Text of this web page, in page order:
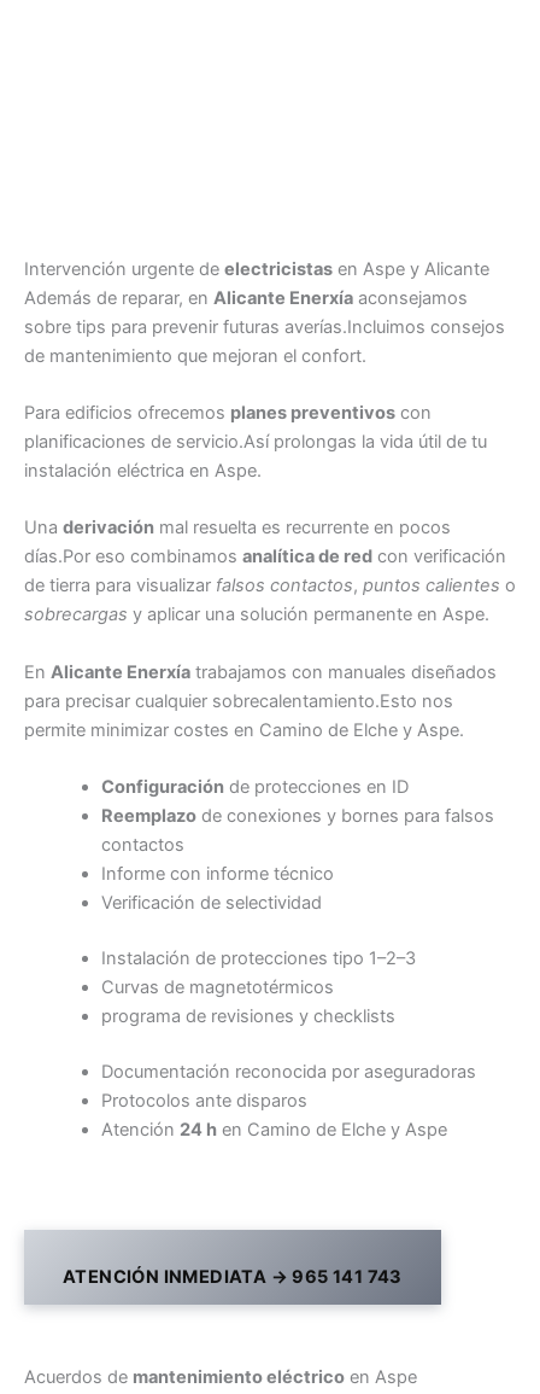
Intervención urgente de electricistas en Aspe y Alicante
Además de reparar, en Alicante Enerxía aconsejamos
sobre tips para prevenir futuras averías.Incluimos consejos
de mantenimiento que mejoran el confort.
Para edificios ofrecemos planes preventivos con
planificaciones de servicio.Así prolongas la vida útil de tu
instalación eléctrica en Aspe.
Una derivación mal resuelta es recurrente en pocos
días.Por eso combinamos analítica de red con verificación
de tierra para visualizar falsos contactos, puntos calientes o
sobrecargas y aplicar una solución permanente en Aspe.
En Alicante Enerxía trabajamos con manuales diseñados
para precisar cualquier sobrecalentamiento.Esto nos
permite minimizar costes en Camino de Elche y Aspe.
Configuraciónde protecciones en ID
Reemplazode conexiones y bornes para falsos
contactos
Informe con informe técnico
Verificación de selectividad
Instalación de protecciones tipo 1–2–3
Curvas de magnetotérmicos
programa de revisiones y checklists
Documentación reconocida por aseguradoras
Protocolos ante disparos
Atención 24 hen Camino de Elche y Aspe
ATENCIÓN INMEDIATA → 965 141 743
Acuerdos de mantenimiento eléctrico en Aspe